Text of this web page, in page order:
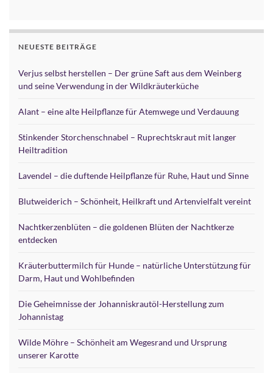
NEUESTE BEITRÄGE
Verjus selbst herstellen – Der grüne Saft aus dem Weinberg
und seine Verwendung in der Wildkräuterküche
Alant – eine alte Heilpflanze für Atemwege und Verdauung
Stinkender Storchenschnabel – Ruprechtskraut mit langer
Heiltradition
Lavendel – die duftende Heilpflanze für Ruhe, Haut und Sinne
Blutweiderich – Schönheit, Heilkraft und Artenvielfalt vereint
Nachtkerzenblüten – die goldenen Blüten der Nachtkerze
entdecken
Kräuterbuttermilch für Hunde – natürliche Unterstützung für
Darm, Haut und Wohlbefinden
Die Geheimnisse der Johanniskrautöl-Herstellung zum
Johannistag
Wilde Möhre – Schönheit am Wegesrand und Ursprung
unserer Karotte